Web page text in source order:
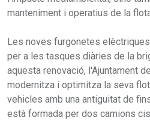
manteniment i operatius de la
Les noves furgonetes
per a les tasques diàries de la
aquesta renovació, l'Ajuntament
modernitza i optimitza la seva
vehicles amb una antiguitat de
està formada per dos camions